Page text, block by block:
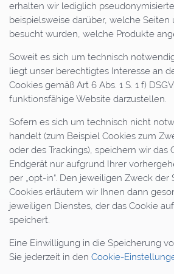
erhalten wir lediglich
beispielsweise darüber, welche Seiten
besucht wurden, welche Produkte
Soweit es sich um technisch
liegt unser berechtigtes Interesse an
Cookies gemäß Art 6 Abs. 1 S. 1 f)
funktionsfähige Website darzustellen.
Sofern es sich um technisch nicht
handelt (zum Beispiel Cookies zum
oder des Trackings), speichern wir das
Endgerät nur aufgrund Ihrer
per „opt-in“. Den jeweiligen Zweck der
Cookies erläutern wir Ihnen dann
jeweiligen Dienstes, der das Cookie
speichert.
Eine Einwilligung in die Speicherung
Sie jederzeit in den Cookie-